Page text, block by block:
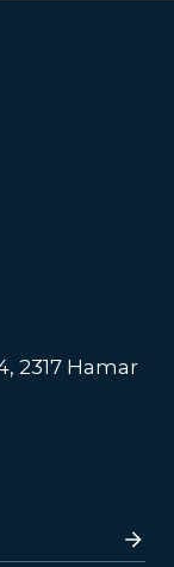
2317 Hamar